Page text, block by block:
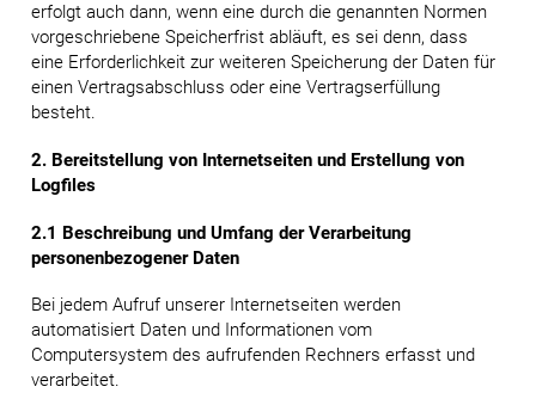
erfolgt auch dann, wenn eine durch die genannten Normen
vorgeschriebene Speicherfrist abläuft, es sei denn, dass
eine Erforderlichkeit zur weiteren Speicherung der Daten für
einen Vertragsabschluss oder eine Vertragserfüllung
besteht.
2. Bereitstellung von Internetseiten und Erstellung von
Logfiles
2.1 Beschreibung und Umfang der Verarbeitung
personenbezogener Daten
Bei jedem Aufruf unserer Internetseiten werden
automatisiert Daten und Informationen vom
Computersystem des aufrufenden Rechners erfasst und
verarbeitet.